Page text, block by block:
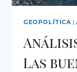
GEOPOLÍTICA |
Las